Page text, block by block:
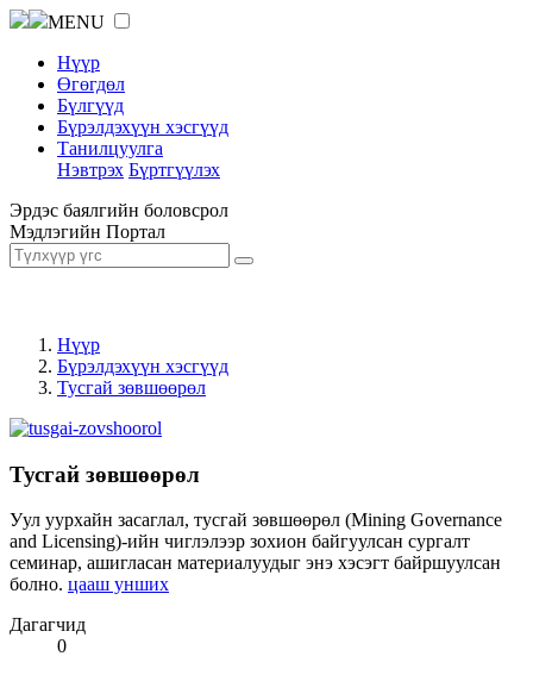
MENU
Нүүр
Өгөгдөл
Бүлгүүд
Бүрэлдэхүүн хэсгүүд
Танилцуулга
Нэвтрэх Бүртгүүлэх
Эрдэс баялгийн боловсрол
Мэдлэгийн Портал
Нүүр
Бүрэлдэхүүн хэсгүүд
Тусгай зөвшөөрөл
Тусгай зөвшөөрөл
Уул уурхайн засаглал, тусгай зөвшөөрөл (Mining Governance
and Licensing)-ийн чиглэлээр зохион байгуулсан сургалт
семинар, ашигласан материалуудыг энэ хэсэгт байршуулсан
болно. цааш унших
Дагагчид
0